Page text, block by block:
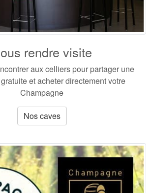
rendre visite
aux celliers pour partager une
et acheter directement votre
Champagne
Nos caves